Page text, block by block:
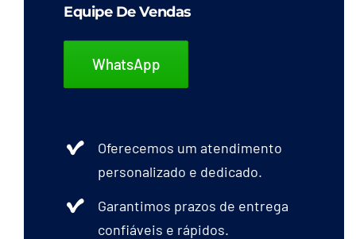
Equipe De Vendas
WhatsApp
Oferecemos um atendimento
personalizado e dedicado.
Garantimos prazos de entrega
confiáveis e rápidos.